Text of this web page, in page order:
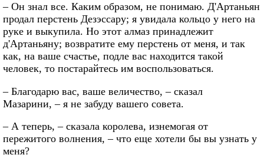
– Он знал все. Каким образом, не понимаю. Д'Артаньян
продал перстень Дезэссару; я увидала кольцо у него на
руке и выкупила. Но этот алмаз принадлежит
д'Артаньяну; возвратите ему перстень от меня, и так
как, на ваше счастье, подле вас находится такой
человек, то постарайтесь им воспользоваться.
– Благодарю вас, ваше величество, – сказал
Мазарини, – я не забуду вашего совета.
– А теперь, – сказала королева, изнемогая от
пережитого волнения, – что еще хотели бы вы узнать у
меня?